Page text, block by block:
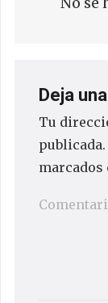
Deja
Tu
publicada.
marcados